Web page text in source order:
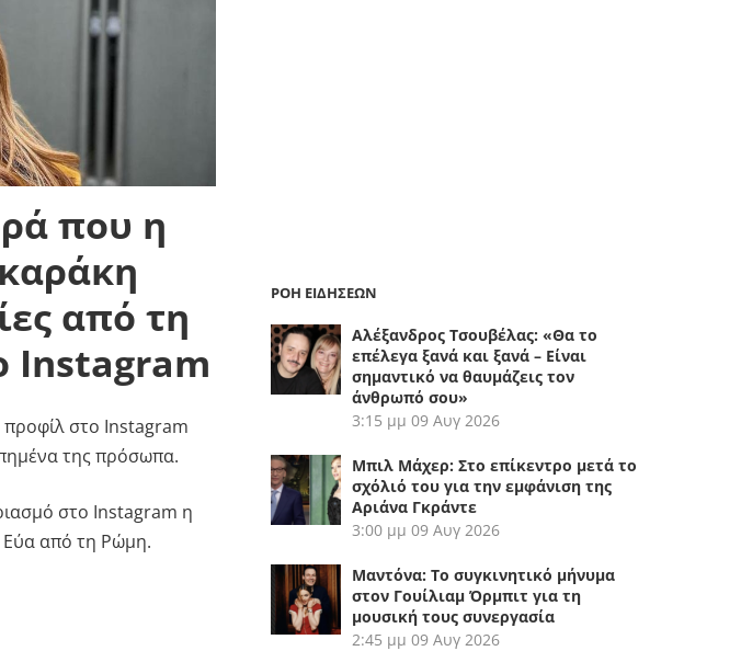
που η
από τη
Instagram
προφίλ στο Instagram
της πρόσωπα.
στο Instagram η
Εύα από τη Ρώμη.
ΡΟΗ ΕΙΔΗΣΕΩΝ
Αλέξανδρος Τσουβέλας: «Θα το
επέλεγα ξανά και ξανά – Είναι
σημαντικό να θαυμάζεις τον
άνθρωπό σου»
3:15 μμ 09 Αυγ 2026
Μπιλ Μάχερ: Στο επίκεντρο μετά το
σχόλιό του για την εμφάνιση της
Αριάνα Γκράντε
3:00 μμ 09 Αυγ 2026
Μαντόνα: Το συγκινητικό μήνυμα
στον Γουίλιαμ Όρμπιτ για τη
μουσική τους συνεργασία
2:45 μμ 09 Αυγ 2026